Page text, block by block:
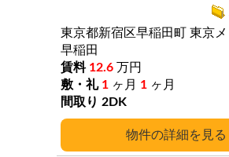
詳細
東京都新宿区早稲田町 東京
早稲田
12.6 万円
1 ヶ月 1 ヶ月
2DK